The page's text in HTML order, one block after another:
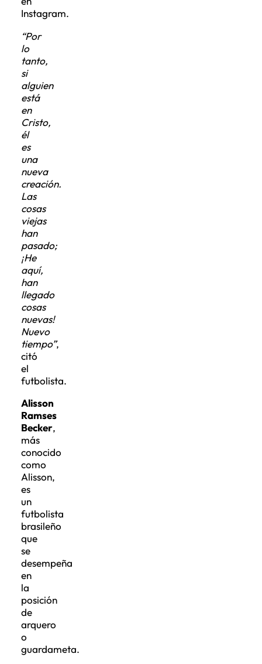
Instagram.
“Por
lo
tanto,
si
alguien
está
en
Cristo,
él
es
una
nueva
creación.
Las
cosas
viejas
han
pasado;
¡He
aquí,
han
llegado
cosas
nuevas!
Nuevo
tiempo”,
citó
el
futbolista.
Alisson
Ramses
Becker,
más
conocido
como
Alisson,
es
un
futbolista
brasileño
que
se
desempeña
en
la
posición
de
arquero
o
guardameta.